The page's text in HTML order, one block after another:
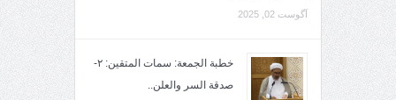
آگوست 02, 2025
خطبة الجمعة: سمات المتقين: ٢-
صدقة السر والعلن..